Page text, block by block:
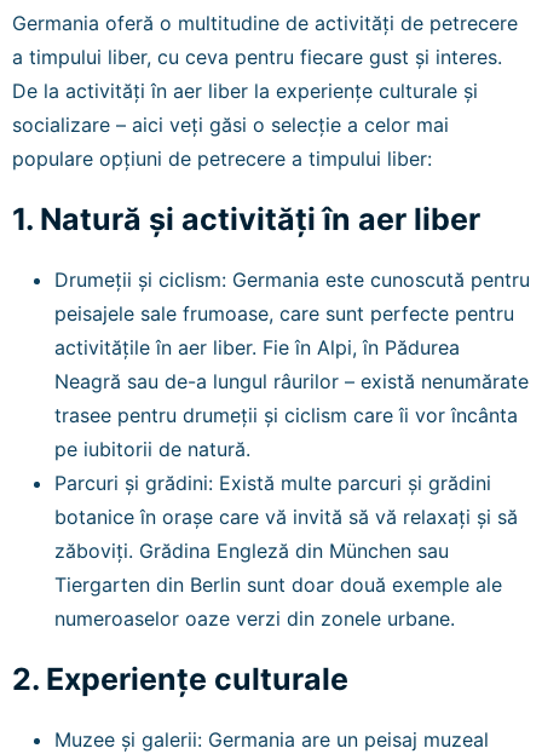
Germania oferă o multitudine de activități de petrecere
a timpului liber, cu ceva pentru fiecare gust și interes.
De la activități în aer liber la experiențe culturale și
socializare – aici veți găsi o selecție a celor mai
populare opțiuni de petrecere a timpului liber:
1. Natură și activități în aer liber
Drumeții și ciclism: Germania este cunoscută pentru
peisajele sale frumoase, care sunt perfecte pentru
activitățile în aer liber. Fie în Alpi, în Pădurea
Neagră sau de-a lungul râurilor – există nenumărate
trasee pentru drumeții și ciclism care îi vor încânta
pe iubitorii de natură.
Parcuri și grădini: Există multe parcuri și grădini
botanice în orașe care vă invită să vă relaxați și să
zăboviți. Grădina Engleză din München sau
Tiergarten din Berlin sunt doar două exemple ale
numeroaselor oaze verzi din zonele urbane.
2. Experiențe culturale
Muzee și galerii: Germania are un peisaj muzeal